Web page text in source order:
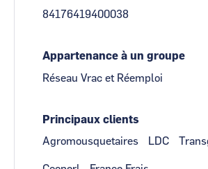
84176419400038
Appartenance à un groupe
Réseau Vrac et Réemploi
Principaux clients
Agromousquetaires
LDC